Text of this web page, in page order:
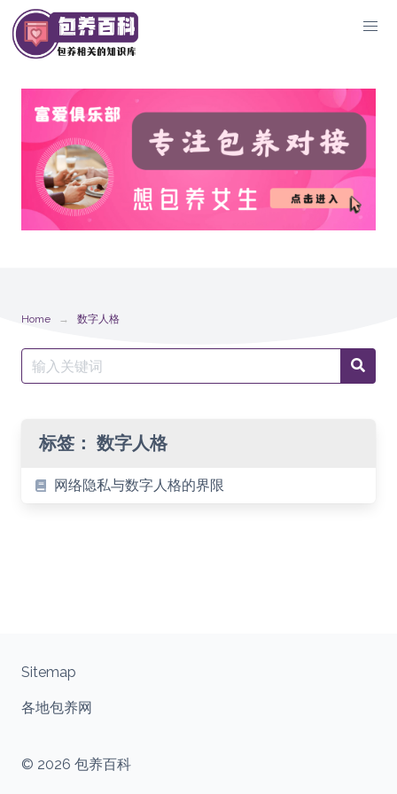
Skip
to
content
Home 数字人格
Search
for:
标签： 数字人格
网络隐私与数字人格的界限
© 2026 包养百科
Sitemap
各地包养网